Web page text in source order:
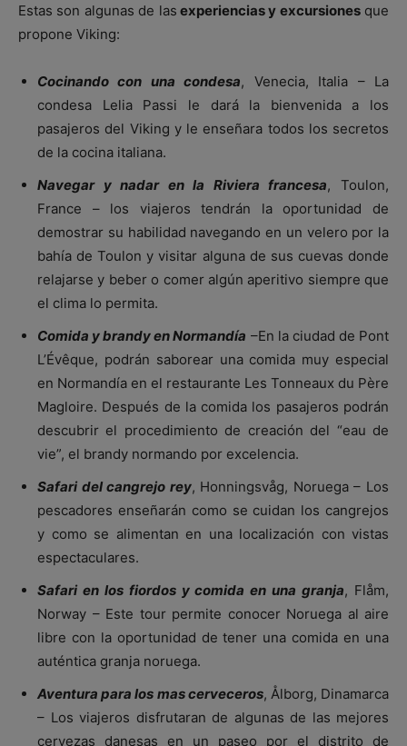
Estas son algunas de las experiencias y excursionesque
propone Viking:
Cocinando con una condesa, Venecia, Italia – La
condesa Lelia Passi le dará la bienvenida a los
pasajeros del Viking y le enseñara todos los secretos
de la cocina italiana.
Navegar y nadar en la Riviera francesa, Toulon,
France – los viajeros tendrán la oportunidad de
demostrar su habilidad navegando en un velero por la
bahía de Toulon y visitar alguna de sus cuevas donde
relajarse y beber o comer algún aperitivo siempre que
el clima lo permita.
Comida y brandy en Normandía –En la ciudad de Pont
L’Évêque, podrán saborear una comida muy especial
en Normandía en el restaurante Les Tonneaux du Père
Magloire. Después de la comida los pasajeros podrán
descubrir el procedimiento de creación del “eau de
vie”, el brandy normando por excelencia.
Safari del cangrejo rey, Honningsvåg, Noruega – Los
pescadores enseñarán como se cuidan los cangrejos
y como se alimentan en una localización con vistas
espectaculares.
Safari en los fiordos y comida en una granja, Flåm,
Norway – Este tour permite conocer Noruega al aire
libre con la oportunidad de tener una comida en una
auténtica granja noruega.
Aventura para los mas cerveceros, Ålborg, Dinamarca
– Los viajeros disfrutaran de algunas de las mejores
cervezas danesas en un paseo por el distrito de